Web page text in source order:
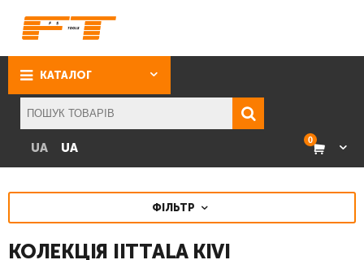
КАТАЛОГ
UA UA
0
ФІЛЬТР
КОЛЕКЦІЯ IITTALA KIVI